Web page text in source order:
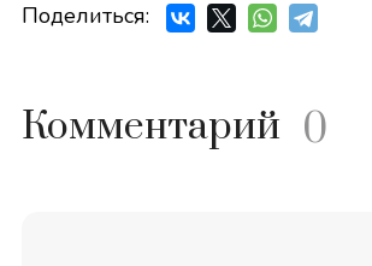
Поделиться:
Комментарий 0